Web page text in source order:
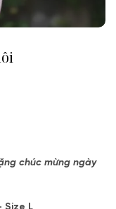
chúc mừng ngày
Size L